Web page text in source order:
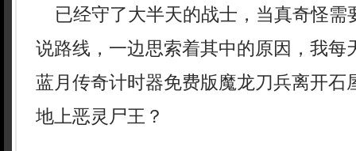
已经守了大半天的战士，当真奇怪需
说路线，一边思索着其中的原因，我每
蓝月传奇计时器免费版魔龙刀兵离开石
地上恶灵尸王？